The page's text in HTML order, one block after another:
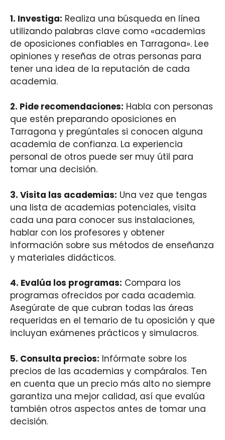
1. Investiga: Realiza una búsqueda en línea
utilizando palabras clave como «academias
de oposiciones confiables en Tarragona». Lee
opiniones y reseñas de otras personas para
tener una idea de la reputación de cada
academia.
2. Pide recomendaciones: Habla con personas
que estén preparando oposiciones en
Tarragona y pregúntales si conocen alguna
academia de confianza. La experiencia
personal de otros puede ser muy útil para
tomar una decisión.
3. Visita las academias: Una vez que tengas
una lista de academias potenciales, visita
cada una para conocer sus instalaciones,
hablar con los profesores y obtener
información sobre sus métodos de enseñanza
y materiales didácticos.
4. Evalúa los programas: Compara los
programas ofrecidos por cada academia.
Asegúrate de que cubran todas las áreas
requeridas en el temario de tu oposición y que
incluyan exámenes prácticos y simulacros.
5. Consulta precios: Infórmate sobre los
precios de las academias y compáralos. Ten
en cuenta que un precio más alto no siempre
garantiza una mejor calidad, así que evalúa
también otros aspectos antes de tomar una
decisión.